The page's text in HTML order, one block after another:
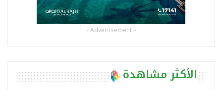
- Advertisement -
الأكثر مشاهدة